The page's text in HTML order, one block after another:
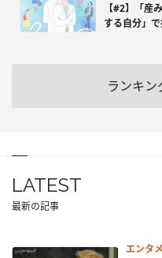
【#2】「産
する自分」
ランキン
LATEST
最新の記事
エンタメ